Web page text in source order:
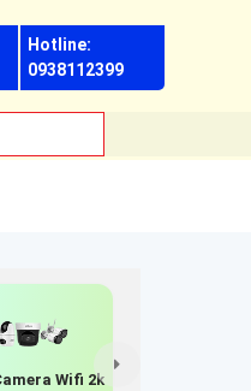
Hotline:
0938112399
Wifi 2k